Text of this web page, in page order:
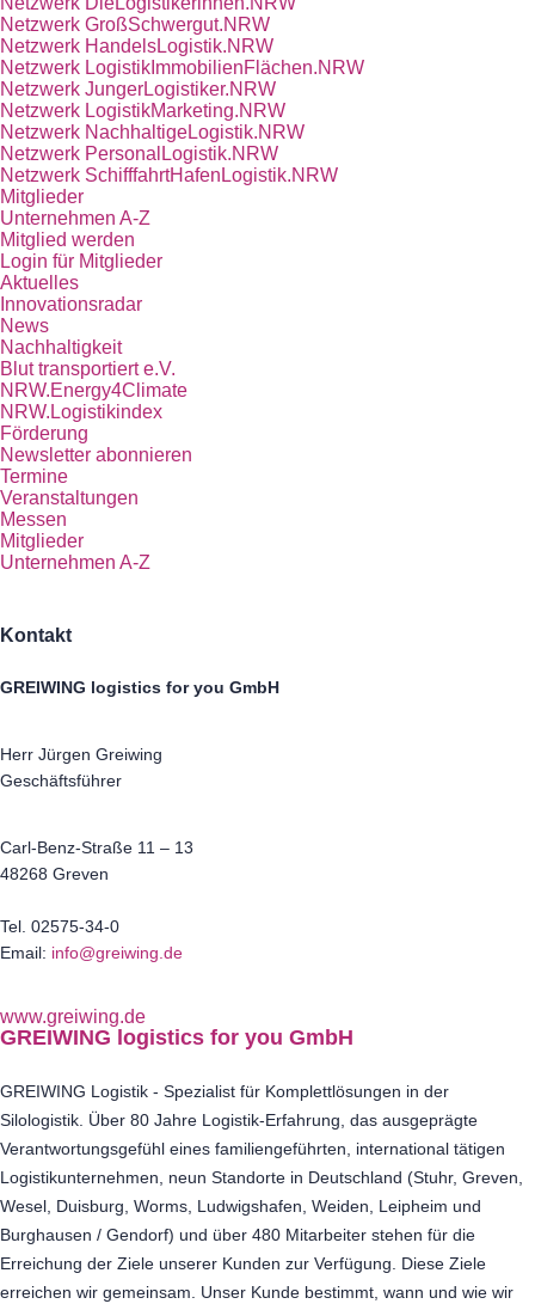
Netzwerk GroßSchwergut.NRW
Netzwerk HandelsLogistik.NRW
Netzwerk LogistikImmobilienFlächen.NRW
Netzwerk JungerLogistiker.NRW
Netzwerk LogistikMarketing.NRW
Netzwerk NachhaltigeLogistik.NRW
Netzwerk PersonalLogistik.NRW
Netzwerk SchifffahrtHafenLogistik.NRW
Mitglieder
Unternehmen A-Z
Mitglied werden
Login für Mitglieder
Aktuelles
Innovationsradar
News
Nachhaltigkeit
Blut transportiert e.V.
NRW.Energy4Climate
NRW.Logistikindex
Förderung
Newsletter abonnieren
Termine
Veranstaltungen
Messen
Mitglieder
Unternehmen A-Z
Kontakt
GREIWING logistics for you GmbH
Herr Jürgen Greiwing
Geschäftsführer
Carl-Benz-Straße 11 – 13
48268 Greven
Tel. 02575-34-0
Email: info@greiwing.de
www.greiwing.de
GREIWING logistics for you GmbH
GREIWING Logistik - Spezialist für Komplettlösungen in der
Silologistik. Über 80 Jahre Logistik-Erfahrung, das ausgeprägte
Verantwortungsgefühl eines familiengeführten, international tätigen
Logistikunternehmen, neun Standorte in Deutschland (Stuhr, Greven,
Wesel, Duisburg, Worms, Ludwigshafen, Weiden, Leipheim und
Burghausen / Gendorf) und über 480 Mitarbeiter stehen für die
Erreichung der Ziele unserer Kunden zur Verfügung. Diese Ziele
erreichen wir gemeinsam. Unser Kunde bestimmt, wann und wie wir